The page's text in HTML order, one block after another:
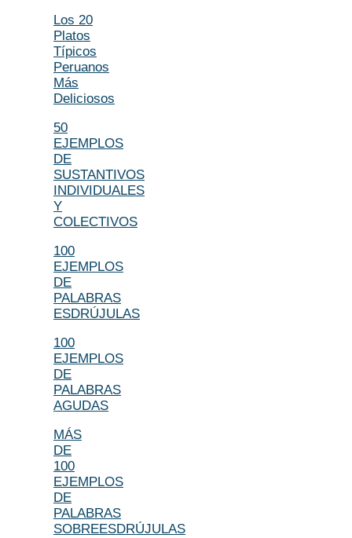
Los 20
Platos
Típicos
Peruanos
Más
Deliciosos
50
EJEMPLOS
DE
SUSTANTIVOS
INDIVIDUALES
Y
COLECTIVOS
100
EJEMPLOS
DE
PALABRAS
ESDRÚJULAS
100
EJEMPLOS
DE
PALABRAS
AGUDAS
MÁS
DE
100
EJEMPLOS
DE
PALABRAS
SOBREESDRÚJULAS